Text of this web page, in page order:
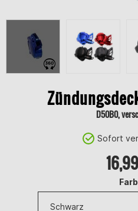
D50B0,
Sofort